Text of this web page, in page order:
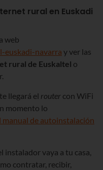
rural en Euskadi
web
euskadi-navarra y ver las
rural de Euskaltel o
llegará el router con WiFi
momento lo
manual de autoinstalación
instalador vaya a tu casa,
contratar, recibir,